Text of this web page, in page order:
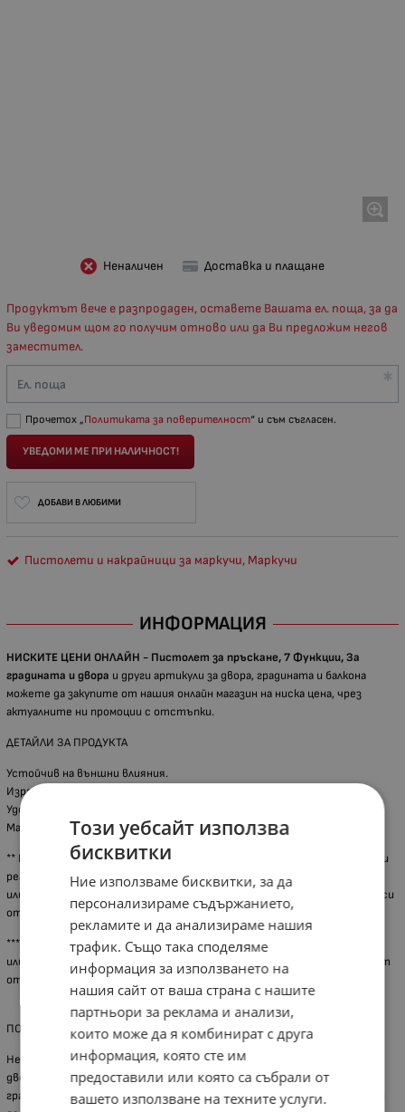
Неналичен Доставка и плащане
Продуктът вече е разпродаден, оставете Вашата ел. поща, за да
Ви уведомим щом го получим отново или да Ви предложим негов
заместител.
Ел. поща
Прочетох „Политиката за поверителност“ и съм съгласен.
УВЕДОМИ МЕ ПРИ НАЛИЧНОСТ!
ДОБАВИ В ЛЮБИМИ
Пистолети и накрайници за маркучи, Маркучи
ИНФОРМАЦИЯ
НИСКИТЕ ЦЕНИ ОНЛАЙН - Пистолет за пръскане, 7 Функции, За
градината и двора​ и други артикули за двора, градината и балкона
можете да закупите от нашия онлайн магазин на ниска цена, чрез
актуалните ни промоции с отстъпки.
ДЕТАЙЛИ ЗА ПРОДУКТА
Устойчив на външни влияния.
Изработен от висококачествени материали. Лесно използване.
Удобна дръжка.
Материал - Пластмаса
** При някои артикули са възможни разлики между показаната снимка и
реалния продукт, поради актуализация на дизайна от производителя
или неналичие на каталожна снимка, за което онлайн магазинът не носи
отговорност.
*** Вариантите за доставка са до адрес, до офис на куриерска фирма
или от наш офис в Пловдив или Хасково. Всички наши клиенти ползват
отстъпки за куриерските услуги на Спиди и Еконт.
ПОВЕЧЕ ЗА ГРУПАТА ПРОДУКТИ
Независимо дали е къща или апартамент, на всеки е приятно да има в
двора зелена морава, екологично чисти плодове и зеленчуци в
градината или цветя и билки на балкона. Един от основните фактори
Този уебсайт използва
бисквитки
Ние използваме бисквитки, за да
персонализираме съдържанието,
рекламите и да анализираме нашия
трафик. Също така споделяме
информация за използването на
нашия сайт от ваша страна с нашите
партньори за реклама и анализи,
които може да я комбинират с друга
информация, която сте им
предоставили или която са събрали от
вашето използване на техните услуги.